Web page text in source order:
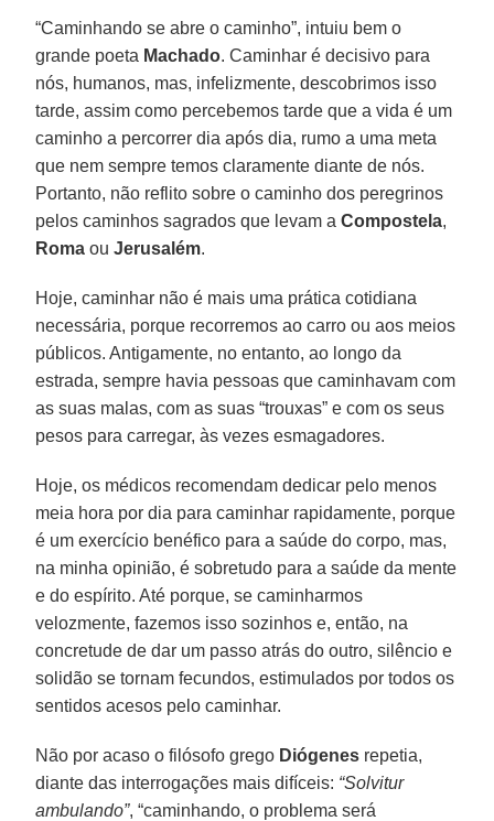
“Caminhando se abre o caminho”, intuiu bem o
grande poeta Machado. Caminhar é decisivo para
nós, humanos, mas, infelizmente, descobrimos isso
tarde, assim como percebemos tarde que a vida é um
caminho a percorrer dia após dia, rumo a uma meta
que nem sempre temos claramente diante de nós.
Portanto, não reflito sobre o caminho dos peregrinos
pelos caminhos sagrados que levam aCompostela,
Roma ouJerusalém.
Hoje, caminhar não é mais uma prática cotidiana
necessária, porque recorremos ao carro ou aos meios
públicos. Antigamente, no entanto, ao longo da
estrada, sempre havia pessoas que caminhavam com
as suas malas, com as suas “trouxas” e com os seus
pesos para carregar, às vezes esmagadores.
Hoje, os médicos recomendam dedicar pelo menos
meia hora por dia para caminhar rapidamente, porque
é um exercício benéfico para a saúde do corpo, mas,
na minha opinião, é sobretudo para a saúde da mente
e do espírito. Até porque, se caminharmos
velozmente, fazemos isso sozinhos e, então, na
concretude de dar um passo atrás do outro, silêncio e
solidão se tornam fecundos, estimulados por todos os
sentidos acesos pelo caminhar.
Não por acaso o filósofo grego Diógenes repetia,
diante das interrogações mais difíceis: “Solvitur
ambulando”, “caminhando, o problema será